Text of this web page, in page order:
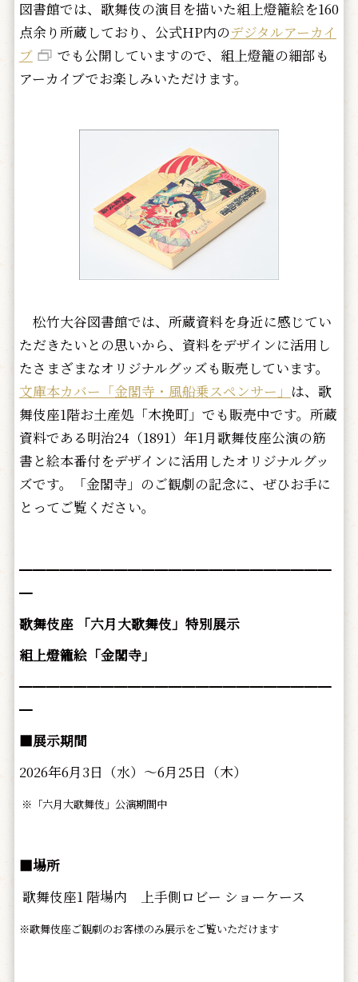
図書館では、歌舞伎の演目を描いた組上燈籠絵を160
点余り所蔵しており、公式HP内のデジタルアーカイ
ブ
でも公開していますので、組上燈籠の細部も
アーカイブでお楽しみいただけます。
松竹大谷図書館では、所蔵資料を身近に感じてい
ただきたいとの思いから、資料をデザインに活用し
たさまざまなオリジナルグッズも販売しています。
文庫本カバー「金閣寺・風船乗スペンサー」 は、歌
舞伎座1階お土産処「木挽町」でも販売中です。所蔵
資料である明治24（1891）年1月歌舞伎座公演の筋
書と絵本番付をデザインに活用したオリジナルグッ
ズです。「金閣寺」のご観劇の記念に、ぜひお手に
とってご覧ください。
━━━━━━━━━━━━━━━━━━━━━━━
━
歌舞伎座 「六月大歌舞伎」特別展示
組上燈籠絵「金閣寺」
━━━━━━━━━━━━━━━━━━━━━━━
━
■展示期間
2026年6月3日（水）～6月25日（木）
※「六月大歌舞伎」公演期間中
■場所
歌舞伎座1 階場内 上手側ロビー ショーケース
※歌舞伎座ご観劇のお客様のみ展示をご覧いただけます